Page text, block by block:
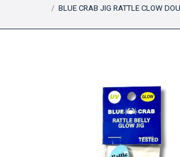
BLUE CRAB JIG RATTLE CLOW